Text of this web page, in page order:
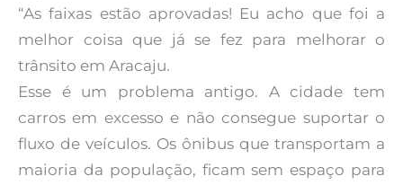
“As faixas estão aprovadas! Eu acho que foi a
melhor coisa que já se fez para melhorar o
trânsito em Aracaju.
Esse é um problema antigo. A cidade tem
carros em excesso e não consegue suportar o
fluxo de veículos. Os ônibus que transportam a
maioria da população, ficam sem espaço para